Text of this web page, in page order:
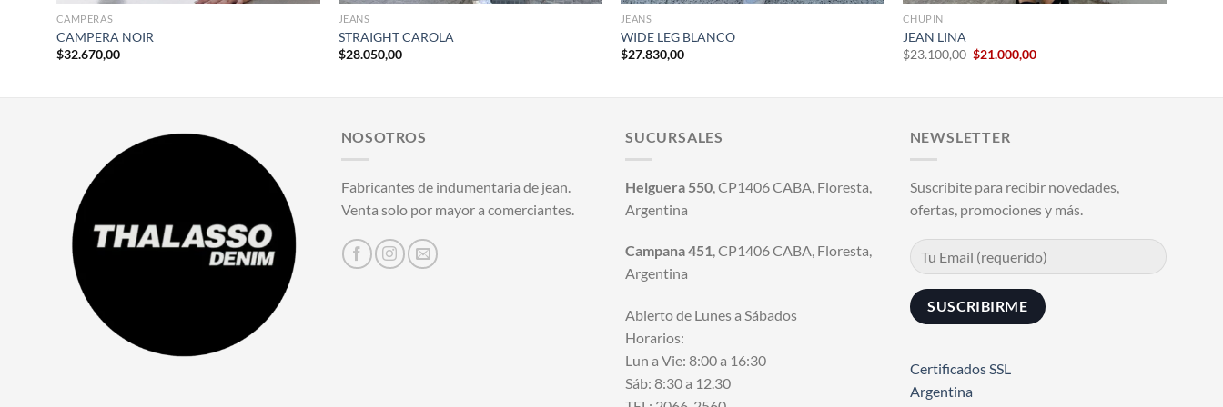
CAMPERAS
CAMPERA NOIR
$32.670,00
JEANS
STRAIGHT CAROLA
$28.050,00
JEANS
WIDE LEG BLANCO
$27.830,00
CHUPIN
JEAN LINA
$23.100,00 El
$21.000,00El
NOSOTROS
Fabricantes de indumentaria de jean.
Venta solo por mayor a comerciantes.
SUCURSALES
Helguera 550 , CP1406 CABA, Floresta,
Argentina
Campana 451, CP1406 CABA, Floresta,
Argentina
Abierto de Lunes a Sábados
Horarios:
Lun a Vie: 8:00 a 16:30
Sáb: 8:30 a 12.30
NEWSLETTER
Suscribite para recibir novedades,
ofertas, promociones y más.
Certificados SSL
Argentina